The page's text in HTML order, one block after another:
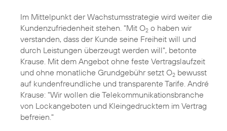
Im Mittelpunkt der Wachstumsstrategie wird weiter die
Kundenzufriedenheit stehen. "Mit O2 o haben wir
verstanden, dass der Kunde seine Freiheit will und
durch Leistungen überzeugt werden will", betonte
Krause. Mit dem Angebot ohne feste Vertragslaufzeit
und ohne monatliche Grundgebühr setzt O2 bewusst
auf kundenfreundliche und transparente Tarife. André
Krause: "Wir wollen die Telekommunikationsbranche
von Lockangeboten und Kleingedrucktem im Vertrag
befreien."